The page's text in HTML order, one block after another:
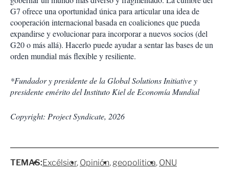
G7 ofrece una oportunidad única para articular una idea de
cooperación internacional basada en coaliciones que pueda
expandirse y evolucionar para incorporar a nuevos socios (del
G20 o más allá). Hacerlo puede ayudar a sentar las bases de un
orden mundial más flexible y resiliente.
*Fundador y presidente de la Global Solutions Initiative y
presidente emérito del Instituto Kiel de Economía Mundial
Copyright: Project Syndicate, 2026
TEMAS:Excélsior Opinión geopolitica ONU